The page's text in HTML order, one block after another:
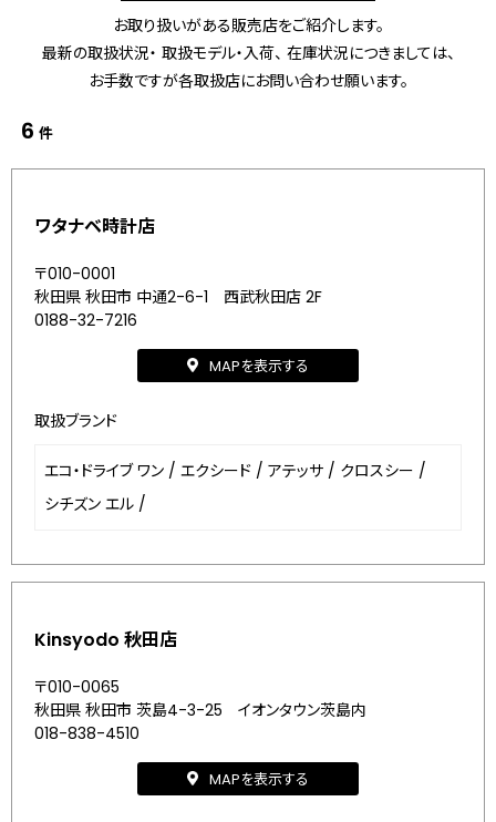
お取り扱いがある販売店をご紹介します。
最新の取扱状況・ 取扱モデル・入荷、 在庫状況につきましては、
お手数ですが各取扱店にお問い合わせ願います。
6 件
ワタナベ時計店
〒010-0001
秋田県 秋田市 中通2-6-1 西武秋田店 2F
0188-32-7216
MAPを表示する
取扱ブランド
エコ・ドライブ ワン / エクシード / アテッサ / クロスシー /
シチズン エル /
Kinsyodo 秋田店
〒010-0065
秋田県 秋田市 茨島4-3-25 イオンタウン茨島内
018-838-4510
MAPを表示する